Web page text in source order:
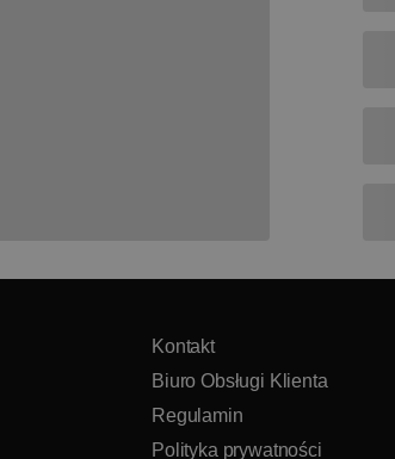
Kontakt
Biuro Obsługi Klienta
Regulamin
Polityka prywatności